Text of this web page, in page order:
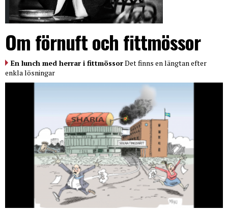
Om förnuft och fittmössor
En lunch med herrar i fittmössorDet finns en längtan efter
enkla lösningar